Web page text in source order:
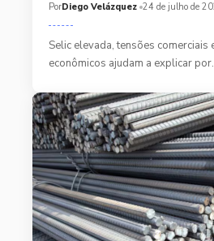
PorDiego Velázquez 24 de julho de
Selic elevada, tensões comerciais
econômicos ajudam a explicar